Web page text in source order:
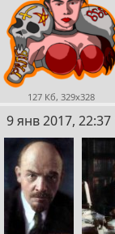
127 Кб, 329x328
77
9 янв 2017, 22:37